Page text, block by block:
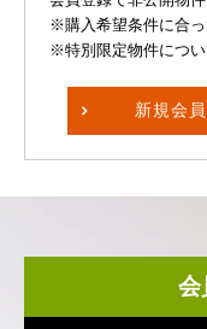
※購入希望条件に合っ
※特別限定物件につい
新規会
会